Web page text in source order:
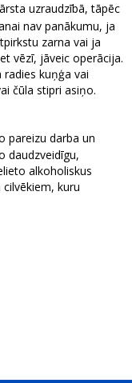
uzraudzībā, tāpēc
nav panākumu, ja
zarna vai ja
vēzī, jāveic operācija.
kuņģa vai
čūla stipri asiņo.
pareizu darba un
daudzveidīgu,
alkoholiskus
kuru